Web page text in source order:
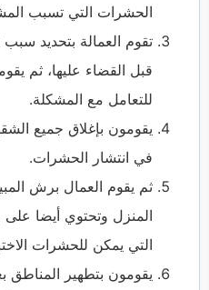
الحشرات التي تسبب
تقوم العمالة بتحديد
قبل القضاء عليها، ثم
للتعامل مع المشكلة.
يقومون بإغلاق جميع
في انتشار الحشرات.
ثم يقوم العمال برش
المنزل وتحتوي أيضا
التي يمكن للحشرات
يقومون بتطهير المناطق